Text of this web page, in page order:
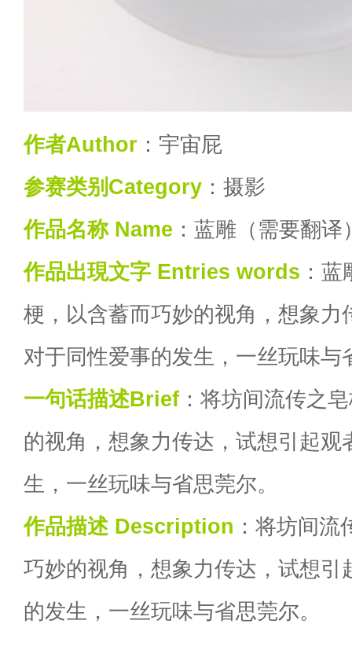
作者Author ：宇宙屁
参赛类别Category ：摄影
作品名称 Name ：蓝雕（需要翻
作品出現文字 Entries words ：
梗，以含蓄而巧妙的视角，想象力
对于同性爱事的发生，一丝玩味与
一句话描述Brief ：将坊间流传之
的视角，想象力传达，试想引起观
生，一丝玩味与省思莞尔。
作品描述 Description ：将坊间
巧妙的视角，想象力传达，试想引
的发生，一丝玩味与省思莞尔。